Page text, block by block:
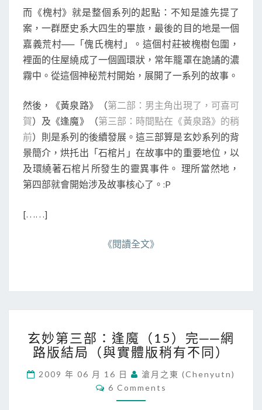
而《槐村》就是整個系列的起點：不知是誰先提了
案，一群歷史系大四生的畢旅，最後的目的地是一個
嘉義荒村──「傀氏槐村」。這個村莊被槐樹包圍，
裡面的住屋繞成了一個圓環狀，常年籠罩在詭譎的濃
霧中。從這個神秘荒村開始，展開了一系列的故事。
然後，《黃泉路》（第二部：男主角出現了，可喜可
賀）及《逢魔》（第三部：時間點在《黃泉路》的稍
前）則是系列的後續發展。這三部算是玄妙系列的背
景簡介，烘托出「石棺片」在故事中的重要地位，以
及環繞著石棺片所發生的靈異事件。 理所當然地，
第四部就會開始涉及故事核心了。:P
[……]
《閱讀全文》
妙
第
部
：
逢
玄妙第三部：逢魔（15）完──網
路版結局（與實體版稍有不同）
2009 年 06 月 16 日
滄月之東 (chenyutn)
C
O
6 Comments